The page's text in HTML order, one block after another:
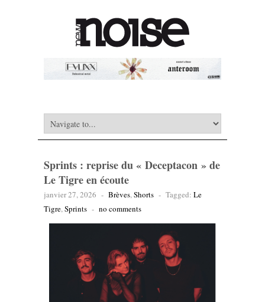
Sprints : reprise du « Deceptacon » de
Le Tigre en écoute
janvier 27, 2026 - Brèves,Shorts - Tagged: Le
Tigre,Sprints - no comments